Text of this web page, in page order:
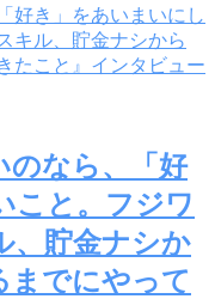
のなら、「好
こと。フジワ
、貯金ナシか
までにやって